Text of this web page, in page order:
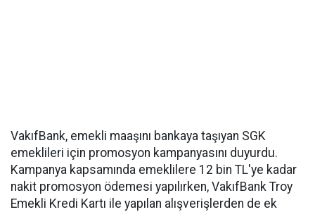
VakıfBank, emekli maaşını bankaya taşıyan SGK
emeklileri için promosyon kampanyasını duyurdu.
Kampanya kapsamında emeklilere 12 bin TL'ye kadar
nakit promosyon ödemesi yapılırken, VakıfBank Troy
Emekli Kredi Kartı ile yapılan alışverişlerden de ek